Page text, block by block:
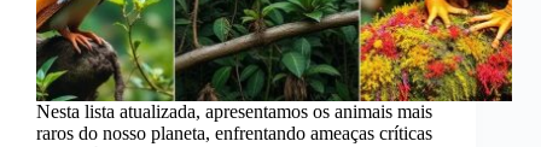
Nesta lista atualizada, apresentamos os animais mais
raros do nosso planeta, enfrentando ameaças críticas